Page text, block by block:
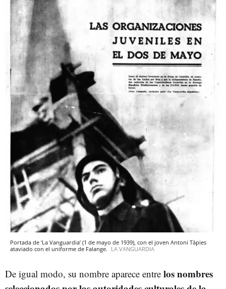
Portada de ‘La Vanguardia’ (1 de mayo de 1939), con el joven Antoni Tàpies
ataviado con el uniforme de Falange. LA VANGUARDIA
De igual modo, su nombre aparece entre los nombres